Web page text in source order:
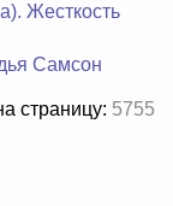
Жесткость
Самсон
страницу: 5755